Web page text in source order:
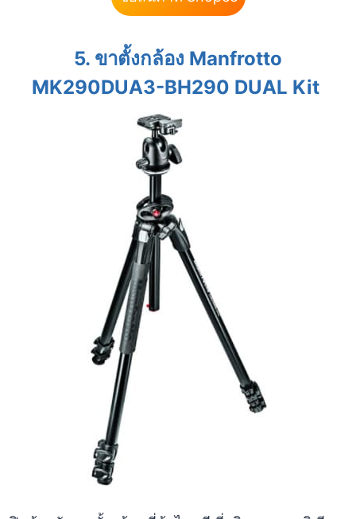
5. ขาตั้งกล้อง Manfrotto
MK290DUA3-BH290 DUAL Kit